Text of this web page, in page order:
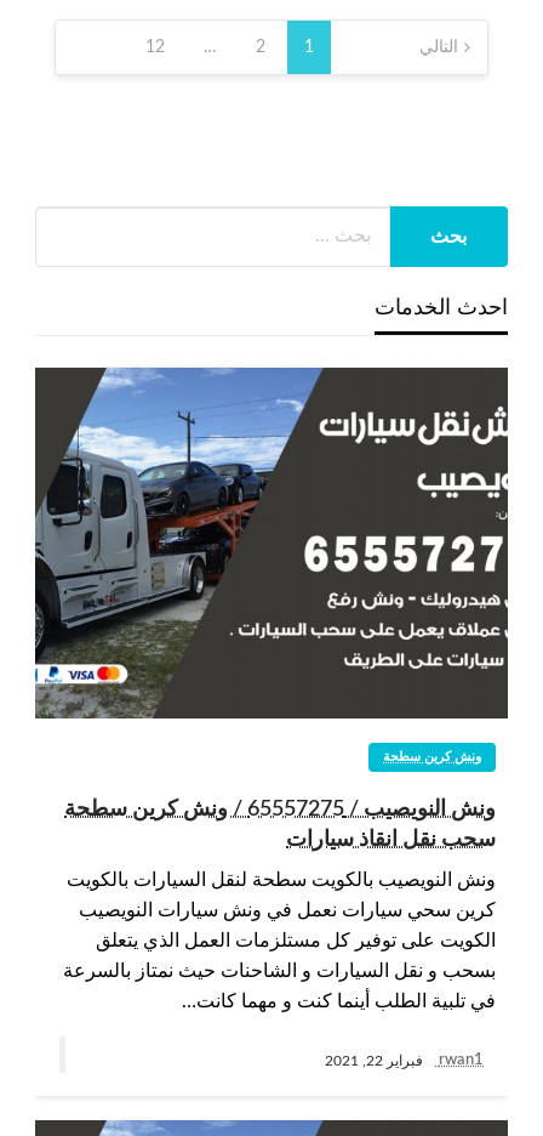
تعدد
صفحات
المقالات
1
2
…
12 التالي
احدث الخدمات
ونش كرين سطحة
ونش النويصيب / 65557275 / ونش كرين سطحة
سحب نقل انقاذ سيارات
ونش النويصيب بالكويت سطحة لنقل السيارات بالكويت
كرين سحي سيارات نعمل في ونش سيارات النويصيب
الكويت على توفير كل مستلزمات العمل الذي يتعلق
بسحب و نقل السيارات و الشاحنات حيث نمتاز بالسرعة
في تلبية الطلب أينما كنت و مهما كانت…
rwan1 فبراير 22, 2021